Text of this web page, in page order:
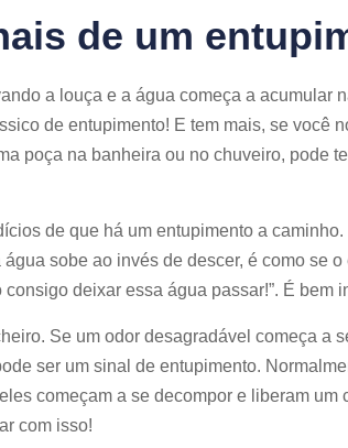
de um
a louça e a água começa a acumular
de entupimento! E tem mais, se você
poça na banheira ou no chuveiro, pode
de que há um entupimento a
sobe ao invés de descer, é como se
deixar essa água passar!”. É bem
Se um odor desagradável começa a
ser um sinal de entupimento.
começam a se decompor e liberam um
com isso!